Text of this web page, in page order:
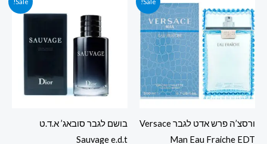
ורסצ’ה פרש אדט לגבר Versace
Man Eau Fraiche EDT
המקורי
היה:
289.00 ₪.
הנוכחי
הוא:
150.00 ₪.
בושם לגבר סובאג’ א.ד.ט
Sauvage e.d.t
היה:
479.00 ₪.
הוא: